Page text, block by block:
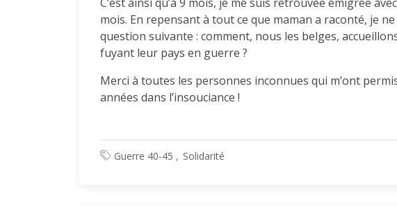
mois. En repensant à tout ce que maman a raconté, je
question suivante : comment, nous les belges,
fuyant leur pays en guerre ?
Merci à toutes les personnes inconnues qui m’ont
années dans l’insouciance !
Guerre 40-45 Solidarité